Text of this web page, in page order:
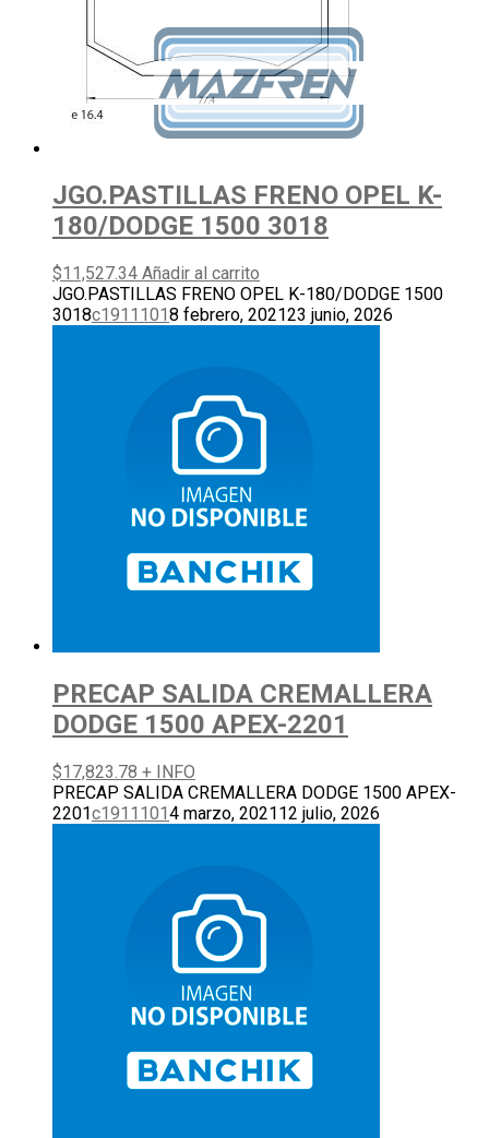
JGO.PASTILLAS FRENO OPEL K-
180/DODGE 1500 3018
$11,527.34 Añadir al carrito
JGO.PASTILLAS FRENO OPEL K-180/DODGE 1500
3018c1911101 8 febrero, 202123 junio, 2026
PRECAP SALIDA CREMALLERA
DODGE 1500 APEX-2201
$17,823.78 + INFO
PRECAP SALIDA CREMALLERA DODGE 1500 APEX-
2201c19111014 marzo, 202112 julio, 2026